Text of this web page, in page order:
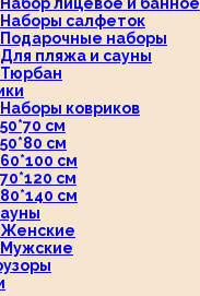
Наборы салфеток
Подарочные наборы
Для пляжа и сауны
Тюрбан
Наборы ковриков
50*70 см
50*80 см
60*100 см
70*120 см
80*140 см
Женские
Мужские